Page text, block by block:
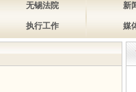
无锡法院 新
执行工作 媒